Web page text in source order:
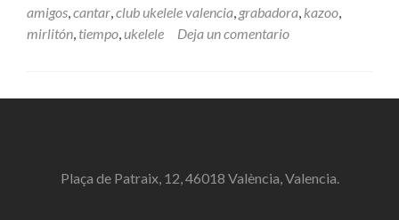
amigos,cantar,club ukelele valencia, grabadora, kazoo,
mirlitón, tiempo,ukelele Deja un comentario
Plaça de Patraix, 12, 46018 València, Valencia.